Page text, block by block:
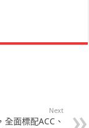
Next
全面標配ACC、